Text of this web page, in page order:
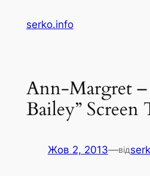
serko.info
Ann-Margret
Bailey” Screen
Жов 2, 2013—від